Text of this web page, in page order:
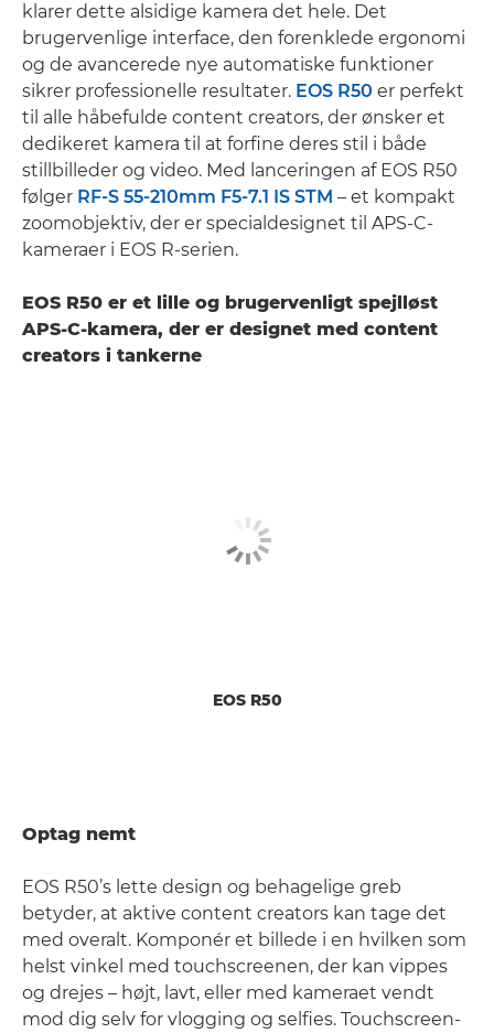
klarer dette alsidige kamera det hele. Det
brugervenlige interface, den forenklede ergonomi
og de avancerede nye automatiske funktioner
sikrer professionelle resultater. EOS R50 er perfekt
til alle håbefulde content creators, der ønsker et
dedikeret kamera til at forfine deres stil i både
stillbilleder og video. Med lanceringen af EOS R50
følger RF-S 55-210mm F5-7.1 IS STM – et kompakt
zoomobjektiv, der er specialdesignet til APS-C-
kameraer i EOS R-serien.
EOS R50 er et lille og brugervenligt spejlløst
APS-C-kamera, der er designet med content
creators i tankerne
EOS R50
Optag nemt
EOS R50’s lette design og behagelige greb
betyder, at aktive content creators kan tage det
med overalt. Komponér et billede i en hvilken som
helst vinkel med touchscreenen, der kan vippes
og drejes – højt, lavt, eller med kameraet vendt
mod dig selv for vlogging og selfies. Touchscreen-